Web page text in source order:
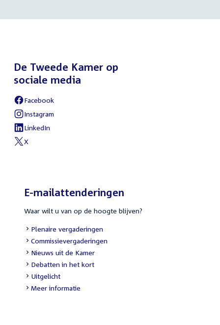
De Tweede Kamer op
sociale media
External
link:
Facebook
External
link:
Instagram
External
link:
LinkedIn
External
X
E-mailattenderingen
Waar wilt u van op de hoogte blijven?
External
link:
Plenaire vergaderingen
External
link:
Commissievergaderingen
External
link:
Nieuws uit de Kamer
External
link:
Debatten in het kort
External
link:
Uitgelicht
Meer informatie